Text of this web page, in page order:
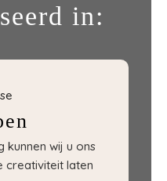
in:
kunnen wij u ons
creativiteit laten